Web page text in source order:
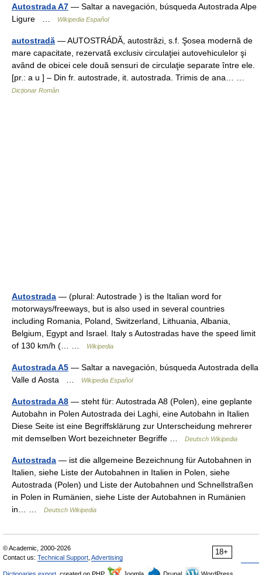
Autostrada A7 — Saltar a navegación, búsqueda Autostrada Alpe
Ligure …
Wikipedia Español
autostradă — AUTOSTRÁDĂ, autostrăzi, s.f. Şosea modernă de
mare capacitate, rezervată exclusiv circulaţiei autovehiculelor şi
având de obicei cele două sensuri de circulaţie separate între ele.
[pr.: a u ] – Din fr. autostrade, it. autostrada. Trimis de ana… …
Dicționar Român
Autostrada — (plural: Autostrade ) is the Italian word for
motorways/freeways, but is also used in several countries
including Romania, Poland, Switzerland, Lithuania, Albania,
Belgium, Egypt and Israel. Italy s Autostradas have the speed limit
of 130 km/h (… …
Wikipedia
Autostrada A5 — Saltar a navegación, búsqueda Autostrada della
Valle d Aosta …
Wikipedia Español
Autostrada A8 — steht für: Autostrada A8 (Polen), eine geplante
Autobahn in Polen Autostrada dei Laghi, eine Autobahn in Italien
Diese Seite ist eine Begriffsklärung zur Unterscheidung mehrerer
mit demselben Wort bezeichneter Begriffe …
Deutsch Wikipedia
Autostrada — ist die allgemeine Bezeichnung für Autobahnen in
Italien, siehe Liste der Autobahnen in Italien in Polen, siehe
Autostrada (Polen) und Liste der Autobahnen und Schnellstraßen
in Polen in Rumänien, siehe Liste der Autobahnen in Rumänien
in… …
Deutsch Wikipedia
18+
© Academic, 2000-2026
Contact us: Technical Support Advertising